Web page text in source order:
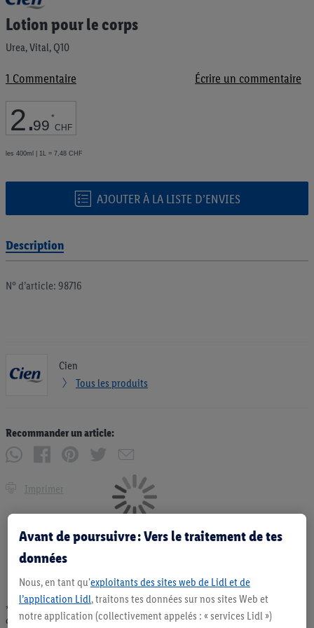
Lotion pour le corps
Urea, Vital, Q10
1 Commentaire Écrire un commentaire
2.99 *
CHF
les 400ml | 1L = 7,48 CHF
AJOUTER À LA LISTE D’ENVIES
au
début
la
d’images
Description
N° d’article: 98716
Cien
Tous les produits
Recommander un article:
Imprimer
* Offres valables dans la limite des stocks disponibles. Vente limitée à des
quantités usuelles pour un ménage. Vendu sans décoration. Les produits faisant
Avant de poursuivre : Vers le traitement de tes
données
Nous, en tant qu'exploitants des sites web de Lidl et de
l’application Lidl, traitons tes données sur nos sites Web et
notre application (collectivement appelés : « services Lidl »)